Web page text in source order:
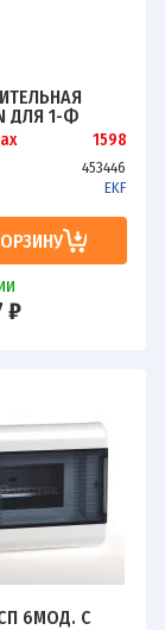
ДЛЯ 1-Ф
12 МОД.
EKF PIN-01-
1598
453446
EKF
₽
6МОД. С